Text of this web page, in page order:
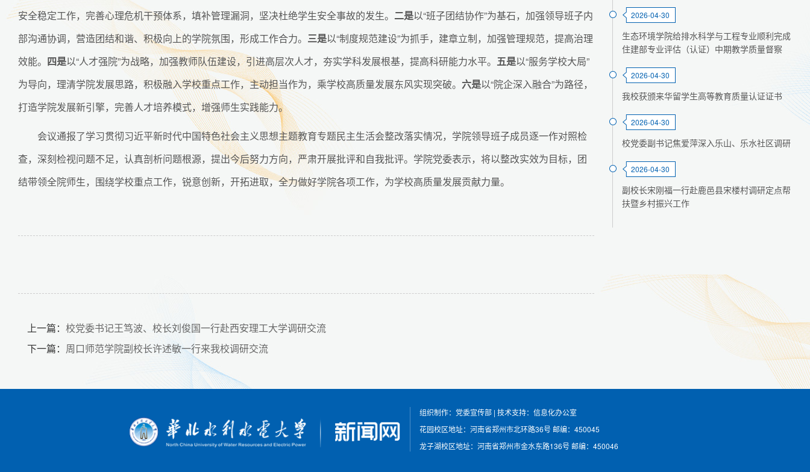
安全稳定工作，完善心理危机干预体系，填补管理漏洞，坚决杜绝学生安全事故的发生。 二是以“班子团结协作”为基石，加强领导班子内
部沟通协调，营造团结和谐、积极向上的学院氛围，形成工作合力。 三是以“制度规范建设”为抓手，建章立制，加强管理规范，提高治理
效能。 四是以“人才强院”为战略，加强教师队伍建设，引进高层次人才，夯实学科发展根基，提高科研能力水平。 五是以“服务学校大局”
为导向，理清学院发展思路，积极融入学校重点工作，主动担当作为，乘学校高质量发展东风实现突破。 六是以“院企深入融合”为路径，
打造学院发展新引擎，完善人才培养模式，增强师生实践能力。
会议通报了学习贯彻习近平新时代中国特色社会主义思想主题教育专题民主生活会整改落实情况，学院领导班子成员逐一作对照检
查，深刻检视问题不足，认真剖析问题根源，提出今后努力方向，严肃开展批评和自我批评。学院党委表示，将以整改实效为目标，团
结带领全院师生，围绕学校重点工作，锐意创新，开拓进取，全力做好学院各项工作，为学校高质量发展贡献力量。
上一篇： 校党委书记王笃波、校长刘俊国一行赴西安理工大学调研交流
下一篇： 周口师范学院副校长许述敏一行来我校调研交流
2026-04-30
生态环境学院给排水科学与工程专业顺利完成
住建部专业评估（认证）中期教学质量督察
2026-04-30
我校获颁来华留学生高等教育质量认证证书
2026-04-30
校党委副书记焦爱萍深入乐山、乐水社区调研
2026-04-30
副校长宋刚福一行赴鹿邑县宋楼村调研定点帮
扶暨乡村振兴工作
组织制作：党委宣传部| 技术支持：信息化办公室
花园校区地址：河南省郑州市北环路36号 邮编：450045
龙子湖校区地址：河南省郑州市金水东路136号 邮编：450046